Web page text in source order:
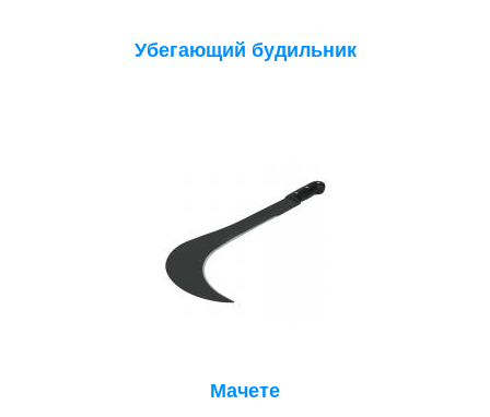
Убегающий будильник
Мачете